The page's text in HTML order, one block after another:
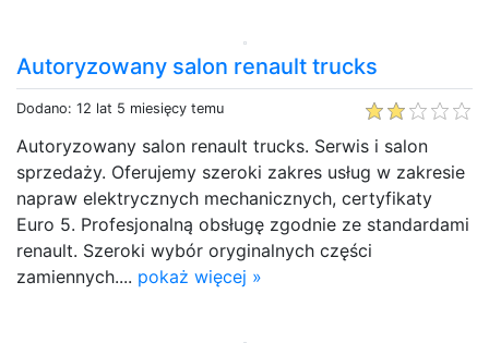
Autoryzowany salon renault trucks
Dodano: 12 lat 5 miesięcy temu
Autoryzowany salon renault trucks. Serwis i salon
sprzedaży. Oferujemy szeroki zakres usług w zakresie
napraw elektrycznych mechanicznych, certyfikaty
Euro 5. Profesjonalną obsługę zgodnie ze standardami
renault. Szeroki wybór oryginalnych części
zamiennych.... pokaż więcej »